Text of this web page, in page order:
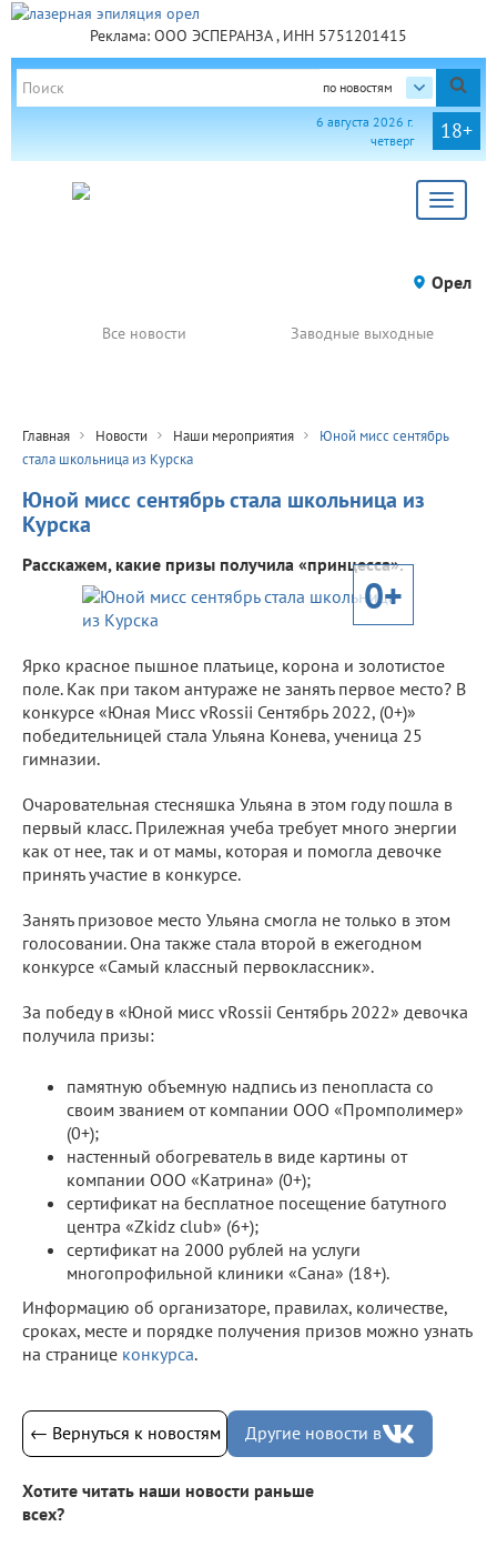
Реклама: ООО ЭСПЕРАНЗА , ИНН 5751201415
по новостям
18+
6 августа 2026 г.
четверг
Toggle
Орел
Все новости Заводные выходные
Главная Новости Наши мероприятия
Юной мисс сентябрь
стала школьница из Курска
Юной мисс сентябрь стала школьница из
Курска
Расскажем, какие призы получила «принцесса».
0+
Ярко красное пышное платьице, корона и золотистое
поле. Как при таком антураже не занять первое место? В
конкурсе «Юная Мисс vRossii Сентябрь 2022, (0+)»
победительницей стала Ульяна Конева, ученица 25
гимназии.
Очаровательная стесняшка Ульяна в этом году пошла в
первый класс. Прилежная учеба требует много энергии
как от нее, так и от мамы, которая и помогла девочке
принять участие в конкурсе.
Занять призовое место Ульяна смогла не только в этом
голосовании. Она также стала второй в ежегодном
конкурсе «Самый классный первоклассник».
За победу в «Юной мисс vRossii Сентябрь 2022» девочка
получила призы:
памятную объемную надпись из пенопласта со
своим званием от компании ООО «Промполимер»
(0+);
настенный обогреватель в виде картины от
компании ООО «Катрина» (0+);
сертификат на бесплатное посещение батутного
центра «Zkidz club» (6+);
сертификат на 2000 рублей на услуги
многопрофильной клиники «Сана» (18+).
Информацию об организаторе, правилах, количестве,
сроках, месте и порядке получения призов можно узнать
на странице конкурса.
← Вернуться к новостям Другие новости в
Хотите читать наши новости раньше
всех?